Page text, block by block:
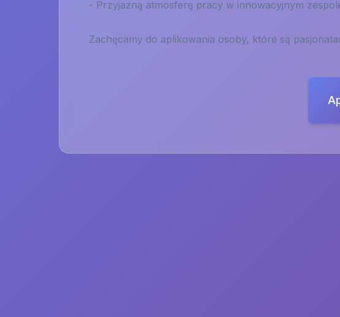
- Przyjazną atmosferę pracy w innowacyjnym
Zachęcamy do aplikowania osoby, które są